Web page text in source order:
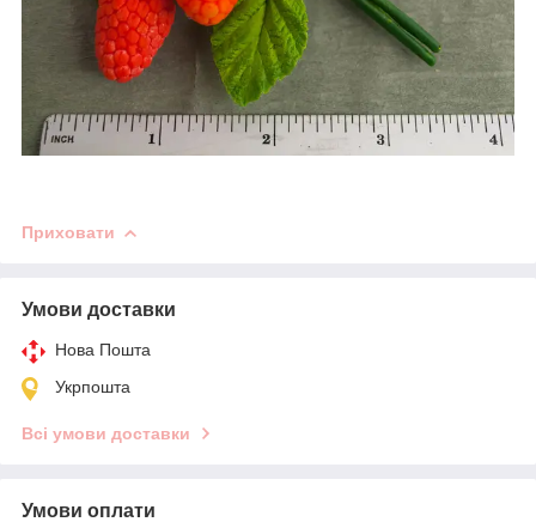
Приховати
Умови доставки
Нова Пошта
Укрпошта
Всі умови доставки
Умови оплати